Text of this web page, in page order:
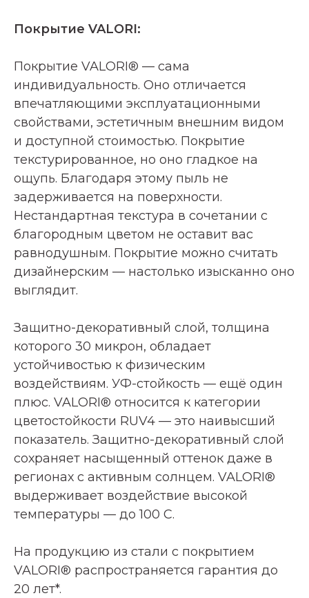
Покрытие VALORI:
Покрытие VALORI® — сама
индивидуальность. Оно отличается
впечатляющими эксплуатационными
свойствами, эстетичным внешним видом
и доступной стоимостью. Покрытие
текстурированное, но оно гладкое на
ощупь. Благодаря этому пыль не
задерживается на поверхности.
Нестандартная текстура в сочетании с
благородным цветом не оставит вас
равнодушным. Покрытие можно считать
дизайнерским — настолько изысканно оно
выглядит.
Защитно-декоративный слой, толщина
которого 30 микрон, обладает
устойчивостью к физическим
воздействиям. УФ-стойкость — ещё один
плюс. VALORI® относится к категории
цветостойкости RUV4 — это наивысший
показатель. Защитно-декоративный слой
сохраняет насыщенный оттенок даже в
регионах с активным солнцем. VALORI®
выдерживает воздействие высокой
температуры — до 100 С.
На продукцию из стали с покрытием
VALORI® распространяется гарантия до
20 лет*.